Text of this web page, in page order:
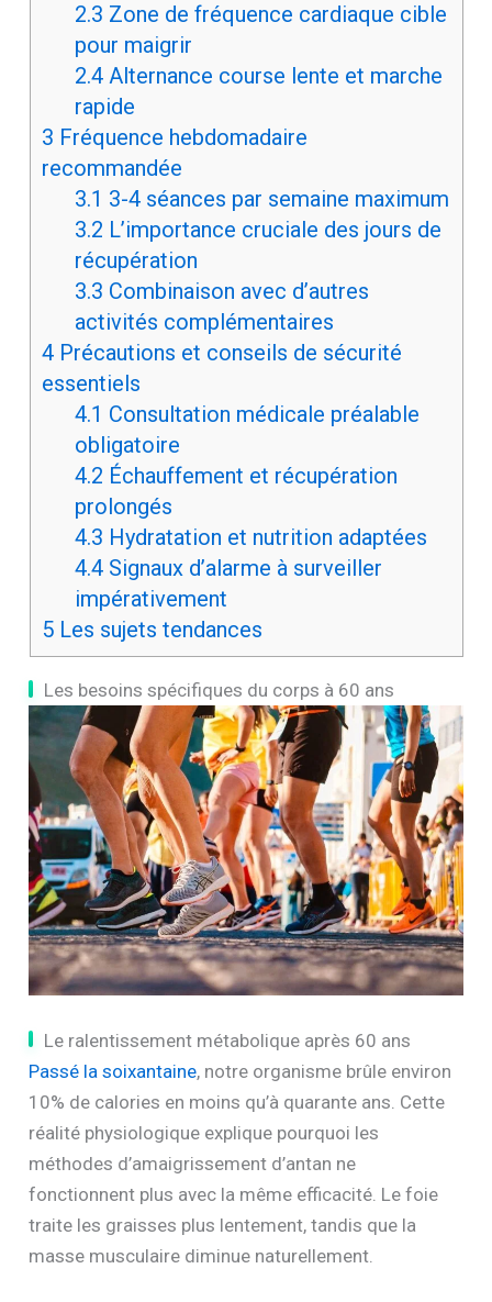
2.3 Zone de fréquence cardiaque cible
pour maigrir
2.4Alternance course lente et marche
rapide
3 Fréquence hebdomadaire
recommandée
3.1 3-4 séances par semaine maximum
3.2 L’importance cruciale des jours de
récupération
3.3 Combinaison avec d’autres
activités complémentaires
4Précautions et conseils de sécurité
essentiels
4.1 Consultation médicale préalable
obligatoire
4.2 Échauffement et récupération
prolongés
4.3 Hydratation et nutrition adaptées
4.4Signaux d’alarme à surveiller
impérativement
5Les sujets tendances
Les besoins spécifiques du corps à 60 ans
Le ralentissement métabolique après 60 ans
Passé la soixantaine, notre organisme brûle environ
10% de calories en moins qu’à quarante ans. Cette
réalité physiologique explique pourquoi les
méthodes d’amaigrissement d’antan ne
fonctionnent plus avec la même efficacité. Le foie
traite les graisses plus lentement, tandis que la
masse musculaire diminue naturellement.